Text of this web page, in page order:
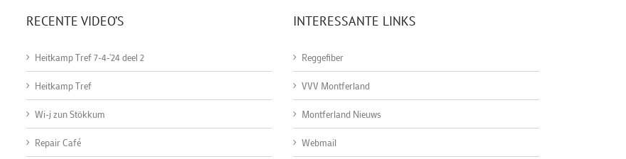
RECENTE VIDEO’S
Heitkamp Tref 7-4-'24 deel 2
Heitkamp Tref
Wi-j zun Stökkum
Repair Café
INTERESSANTE LINKS
Reggefiber
VVV Montferland
Montferland Nieuws
Webmail